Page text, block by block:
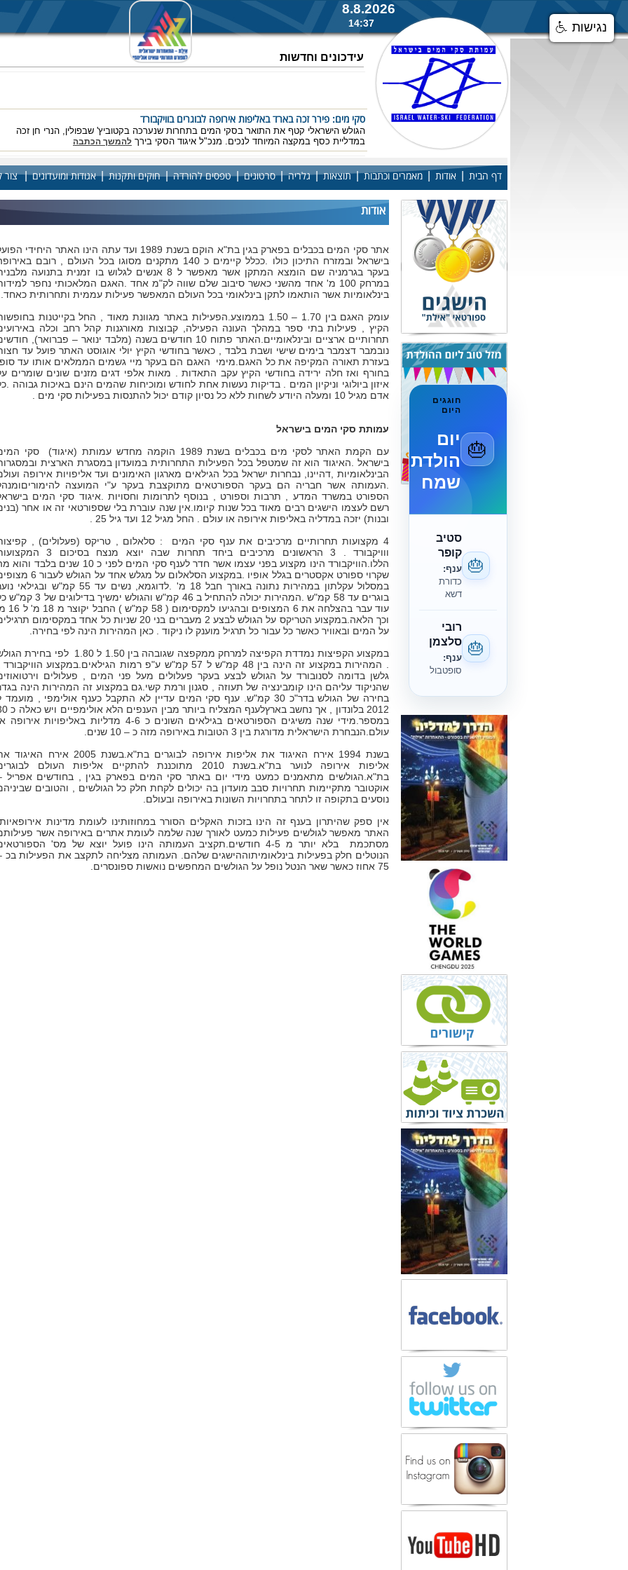
8.8.2026
14:37
עידכונים וחדשות
סקי מים: פירר זכה בארד באליפות אירופה לבוגרים בוויקבורד
הגולש הישראלי קטף את התואר בסקי המים בתחרות שנערכה בקטוביץ' שבפולין, הנרי חן זכה
במדליית כסף במקצה המיוחד לנכים. מנכ"ל איגוד הסקי בירך להמשך הכתבה
סקי מים: מדליית זהב ושתי מדליות ארד לישראל באל' אירופה
הישג מרשים מאוד למשלחת הישראלית באליפות אירופה בסקי מים כשאביב לוי זכה בתואר אלוף
אירופה ובנוסף רועי אשר ואביב אטיב תפסו את המקום על הפודיוםלהמשך הכתבה
דף הבית אודות מאמרים וכתבות|תוצאות|גלריה|סרטונים|טפסים להורדה|חוקים ותקנות|אגודות ומועדונים| צור
🎂
חוגגים
היום
יום
הולדת
שמח
🎂
סטיב
קופר
ענף:
כדורת
דשא
🎂
רובי
סלצמן
ענף:
סופטבול
אודות
אתר סקי המים בכבלים בפארק בגין בת"א הוקם בשנת 1989 ועד עתה הינו האתר היחידי
בישראל ובמזרח התיכון כולו .ככלל קיימים כ 140 מתקנים מסוגו בכל העולם , רובם
בעקר בגרמניה שם הומצא המתקן אשר מאפשר ל 8 אנשים לגלוש בו זמנית בתנועה
במרחק 100 מ' אחד מהשני כאשר סיבוב שלם שווה לק"מ אחד .האגם המלאכותי נחפר
בינלאומיות אשר הותאמו לתקן בינלאומי בכל העולם המאפשר פעילות עממית ותחרותית כאחד.
עומק האגם בין 1.70 – 1.50 בממוצע.הפעילות באתר מגוונת מאוד , החל בקייטנות
הקיץ , פעילות בתי ספר במהלך העונה הפעילה, קבוצות מאורגנות קהל רחב וכלה
תחרותיים ארציים ובינלאומיים.האתר פתוח 10 חודשים בשנה (מלבד ינואר – פברואר),
נובמבר דצמבר בימים שישי ושבת בלבד , כאשר בחודשי הקיץ יולי אוגוסט האתר פועל עד
בעזרת תאורה המקיפה את כל האגם.מימי האגם הם בעקר מיי גשמים הממלאים אותו עד
בחורף ואז חלה ירידה בחודשי הקיץ עקב התאדות . מאות אלפי דגים מזנים שונים שומרים
איזון ביולוגי וניקיון המים . בדיקות נעשות אחת לחודש ומוכיחות שהמים הינם באיכות גבוהה
אדם מגיל 10 ומעלה היודע לשחות ללא כל נסיון קודם יכול להתנסות בפעילות סקי מים .
עמותת סקי המים בישראל
עם הקמת האתר לסקי מים בכבלים בשנת 1989 הוקמה מחדש עמותת (איגוד) סקי
בישראל .האיגוד הוא זה שמטפל בכל הפעילות התחרותית במועדון במסגרת הארצית
הבינלאומיות ,דהיינו, נבחרות ישראל בכל הגילאים מארגון האימונים ועד אליפויות אירופה
.העמותה אשר חבריה הם בעקר הספורטאים מתוקצבת בעקר ע"י המועצה
הספורט במשרד המדע , תרבות וספורט , בנוסף לתרומות וחסויות .איגוד סקי המים
רשם לעצמו הישגים רבים מאוד בכל שנות קיומו.אין שנה עוברת בלי שספורטאי זה או אחר
ובנות) יזכה במדליה באליפות אירופה או עולם . החל מגיל 12 ועד גיל 25 .
4 מקצועות תחרותיים מרכיבים את ענף סקי המים : סלאלום , טריקס (פעלולים) ,
ווויקבורד . 3 הראשונים מרכיבים ביחד תחרות שבה יוצא מנצח בסיכום 3
הללו.הוויקבורד הינו מקצוע בפני עצמו אשר חדר לענף סקי המים לפני כ 10 שנים בלבד
שקרוי ספורט אקסטרים בגלל אופיו .במקצוע הסלאלום על מגלש אחד על הגולש
במסלול עקלתון במהירות נתונה באורך חבל 18 מ' .לדוגמא, נשים עד 55 קמ"ש
בוגרים עד 58 קמ"ש .המהירות יכולה להתחיל ב 46 קמ"ש והגולש ימשיך בדילוגים
עוד עבר בהצלחה את 6 המצופים
וכך הלאה.במקצוע הטריקס על הגולש לבצע 2 מעברים בני 20 שניות כל אחד במקסימום
על המים ובאוויר כאשר כל עבור כל תרגיל מוענק לו ניקוד . כאן המהירות הינה לפי בחירה.
במקצוע הקפיצות נמדדת הקפיצה למרחק ממקפצה שגובהה בין 1.50 ל 1.80 לפי בחירת
. המהירות במקצוע זה הינה בין 48 קמ"ש ל 57 קמ"ש ע"פ רמות הגילאים.במקצוע הוויקבורד ,
גלשן בדומה לסנובורד על הגולש לבצע בעקר פעלולים מעל פני המים , פעלולים
שהניקוד עליהם הינו קומבינציה של תעוזה , סגנון ורמת קשי.גם במקצוע זה המהירות הינה
בחירה של הגולש בדר"כ 30 קמ"ש. ענף סקי המים עדיין לא התקבל כענף אולימפי , מועמד
2012 בלונדון , אך נחשב בארץלענף המצליח ביותר
במספר.מידי שנה משיגים הספורטאים בגילאים השונים כ 4-6 מדליות באליפויות
עולם.הנבחרת הישראלית מדורגת בין 3 הטובות באירופה מזה כ – 10 שנים.
בשנת 1994 אירח האיגוד את אליפות אירופה לבוגרים בת"א.בשנת 2005 אירח
אליפות אירופה לנוער בת"א.בשנת 2010 מתוכננת להתקיים אליפות העולם
בת"א.הגולשים מתאמנים כמעט מידי יום באתר סקי המים בפארק בגין , בחודשים אפריל
אוקטובר מתקיימות תחרויות סבב מועדון בה יכולים לקחת חלק כל הגולשים , והטובים
נוסעים בתקופה זו לתחר בתחרויות השונות באירופה ובעולם.
אין ספק שהיתרון בענף זה הינו בזכות האקלים הסורר במחוזותינו לעומת מדינות אירופאיות.
האתר מאפשר לגולשים פעילות כמעט לאורך שנה שלמה לעומת אתרים באירופה אשר
מסתכמת בלא יותר מ 4-5 חודשים.תקציב העמותה הינו פועל יוצא של מס'
הנוטלים חלק בפעילות בינלאומיתוההישגים שלהם. העמותה מצליחה לתקצב את הפעילות בכ
75 אחוז כאשר שאר הנטל נופל על הגולשים המחפשים נואשות ספונסרים.
נגישות